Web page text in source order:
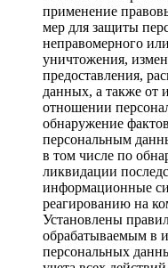
применение
мер для защиты
неправомерного
уничтожения,
предоставления,
данных, а также от
отношении
обнаружение
персональным
в том числе по
ликвидации
информационные
реагированию на
Установлены
обрабатываемым в
персональных